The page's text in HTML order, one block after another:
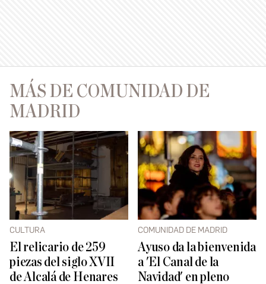
MÁS DE COMUNIDAD DE
MADRID
CULTURA
El relicario de 259
piezas del siglo XVII
de Alcalá de Henares
COMUNIDAD DE MADRID
Ayuso da la bienvenida
a 'El Canal de la
Navidad' en pleno